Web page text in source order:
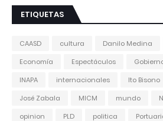
ETIQUETAS
CAASD cultura Danilo Medina
Economía
Espectáculos
INAPA
internacionales Ito Bisono
José Zabala
MICM mundo
opinion
PLD politica